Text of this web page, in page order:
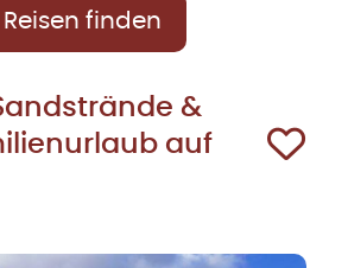
Reisen finden
&
auf